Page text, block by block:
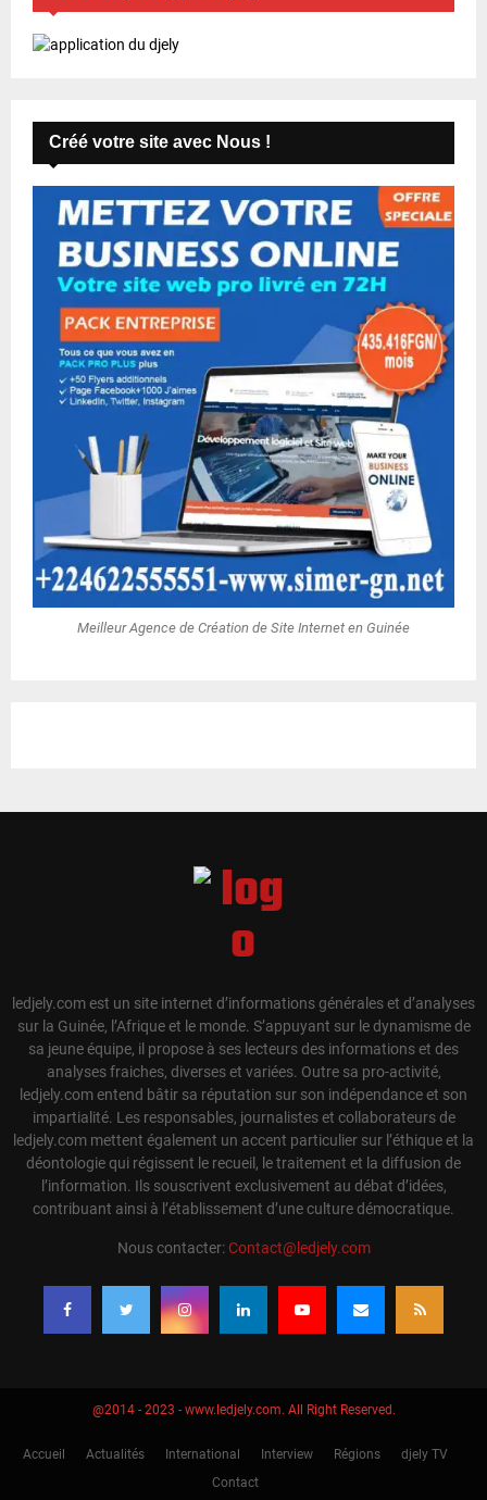
Créé votre site avec Nous !
Meilleur Agence de Création de Site Internet en Guinée
ledjely.com est un site internet d’informations générales et d’analyses
sur la Guinée, l’Afrique et le monde. S’appuyant sur le dynamisme de
sa jeune équipe, il propose à ses lecteurs des informations et des
analyses fraiches, diverses et variées. Outre sa pro-activité,
ledjely.com entend bâtir sa réputation sur son indépendance et son
impartialité. Les responsables, journalistes et collaborateurs de
ledjely.com mettent également un accent particulier sur l’éthique et la
déontologie qui régissent le recueil, le traitement et la diffusion de
l’information. Ils souscrivent exclusivement au débat d’idées,
contribuant ainsi à l’établissement d’une culture démocratique.
Nous contacter:Contact@ledjely.com
@2014 - 2023 - www.ledjely.com. All Right Reserved.
Accueil Actualités International Interview Régions
djely TV
Contact